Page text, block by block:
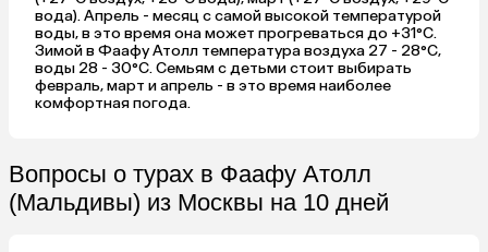
вода). Апрель - месяц с самой высокой температурой
воды, в это время она может прогреваться до +31°C.
Зимой в Фаафу Атолл температура воздуха 27 - 28°C,
воды 28 - 30°C. Семьям с детьми стоит выбирать
февраль, март и апрель - в это время наиболее
комфортная погода.
Вопросы о турах в Фаафу Атолл
(Мальдивы) из Москвы на 10 дней